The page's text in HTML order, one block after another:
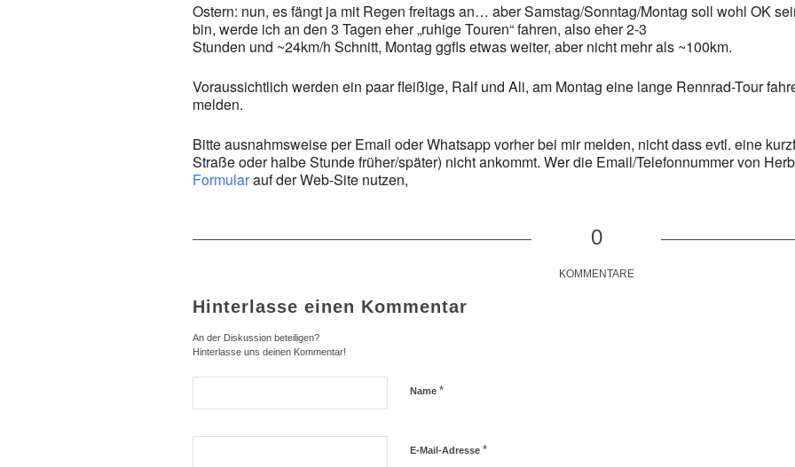
Ostern: nun, es fängt ja mit Regen freitags an… aber Samstag/Sonntag/Montag soll wohl OK
bin, werde ich an den 3 Tagen eher „ruhige Touren“ fahren, also eher 2-3
Stunden und ~24km/h Schnitt, Montag ggfls etwas weiter, aber nicht mehr als ~100km.
Voraussichtlich werden ein paar fleißige, Ralf und Ali, am Montag eine lange Rennrad-Tour
melden.
Bitte ausnahmsweise per Email oder Whatsapp vorher bei mir melden, nicht dass evtl. eine
Straße oder halbe Stunde früher/später) nicht ankommt. Wer die Email/Telefonnummer von
Formularauf der Web-Site nutzen,
0
KOMMENTARE
Hinterlasse einen Kommentar
An der Diskussion beteiligen?
Hinterlasse uns deinen Kommentar!
Name *
E-Mail-Adresse *